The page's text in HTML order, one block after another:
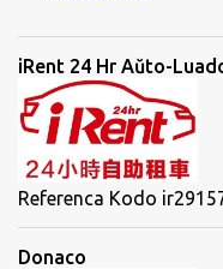
iRent 24 Hr Aŭto-
Referenca Kodo
Donaco